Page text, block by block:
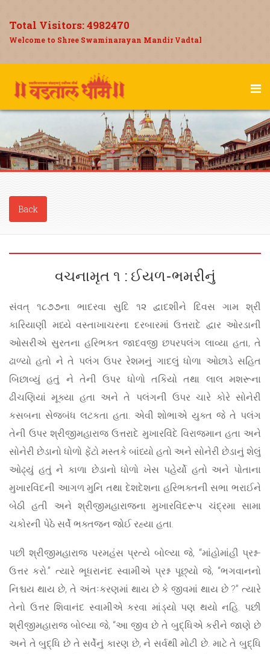
Total Visitors:4982470
Welcome to Shree Swaminarayan Mandir Vadtal
Back
વચનામૃત ૧ : ઈયળ-ભમરીનું
સંવત્ ૧૮૭૭ના ભાદરવા સુદિ ૧૨ દ્વાદશીને દિવસ ગામ શ્રી
કારિયાણી મધ્યે વસ્તાખાચરના દરબારમાં ઉત્તરાદે દ્વાર ઓરડાની
ઓસરીએ સુરતના હરિભક્ત જાદવજી છપરપલંગ લાવ્યા હતા, તે
ઢાળ્યો હતો ને તે પલંગ ઉપર રેશમનું ગાદલું ધોળા ઓછાડે સહિત
બિછાવ્યું હતું ને તેની ઉપર ધોળો તકિયો તથા લાલ મશરૂના
ઢીચણિયાં મૂક્યા હતા અને તે પલંગની ઉપર ચારે કોરે સોનેરી
કસબના સેજબંધ લટકતા હતા. એવી શોભાએ યુક્ત જે તે પલંગ
તેની ઉપર શ્રીજીમહારાજ ઉત્તરાદે મુખારવિંદે વિરાજમાન હતા અને
સોનેરી છેડાનો ધોળો ફેંટો મસ્તકે બાંધ્યો હતો અને સોનેરી છેડાનું શેલું
ઓઢ્યું હતું ને કાળા છેડાનો ધોળો ખેસ પહેર્યો હતો અને પોતાના
મુખારવિંદની આગળ મુનિ તથા દેશદેશના હરિભક્તની સભા ભરાઈને
બેઠી હતી અને શ્રીજીમહારાજના મુખારવિંદરૂપ ચંદ્રમા સામા
ચકોરની પેઠે સર્વે ભક્તજન જોઈ રહ્યા હતા.
પછી શ્રીજીમહારાજ પરમહંસ પ્રત્યે બોલ્યા જે, “માંહોમાંહી પ્રશ્ન-
ઉત્તર કરો.” ત્યારે ભૂધરાનંદ સ્વામીએ પ્રશ્ન પૂછ્યો જે, “ભગવાનનો
નિશ્ચય થાય છે, તે અંતઃકરણમાં થાય છે કે જીવમાં થાય છે ?” ત્યારે
તેનો ઉત્તર શિવાનંદ સ્વામીએ કરવા માંડ્યો પણ થયો નહિ. પછી
શ્રીજીમહારાજ બોલ્યા જે, “આ જીવ છે તે બુદ્ધિએ કરીને જાણે છે
અને તે બુદ્ધિ છે તે સર્વેનું કારણ છે, ને સર્વથી મોટી છે. માટે તે બુદ્ધિ